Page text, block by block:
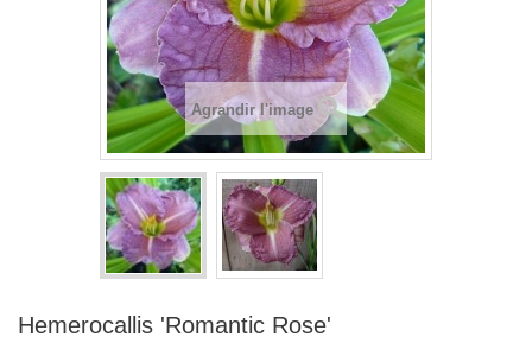
Agrandir l'image
Hemerocallis 'Romantic Rose'